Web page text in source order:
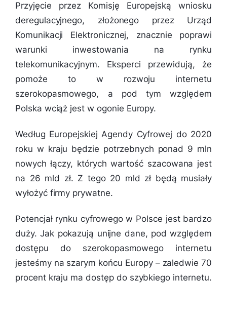
Przyjęcie przez Komisję Europejską wniosku
deregulacyjnego, złożonego przez Urząd
Komunikacji Elektronicznej, znacznie poprawi
warunki inwestowania na rynku
telekomunikacyjnym. Eksperci przewidują, że
pomoże to w rozwoju internetu
szerokopasmowego, a pod tym względem
Polska wciąż jest w ogonie Europy.
Według Europejskiej Agendy Cyfrowej do 2020
roku w kraju będzie potrzebnych ponad 9 mln
nowych łączy, których wartość szacowana jest
na 26 mld zł. Z tego 20 mld zł będą musiały
wyłożyć firmy prywatne.
Potencjał rynku cyfrowego w Polsce jest bardzo
duży. Jak pokazują unijne dane, pod względem
dostępu do szerokopasmowego internetu
jesteśmy na szarym końcu Europy – zaledwie 70
procent kraju ma dostęp do szybkiego internetu.